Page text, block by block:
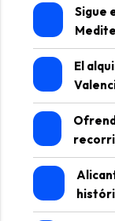
Sigue
El